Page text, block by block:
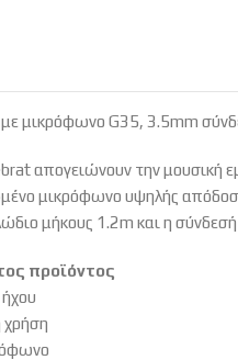
μικρόφωνο G35, 3.5mm
απογειώνουν την μουσική
μικρόφωνο υψηλής
μήκους 1.2m και η
προϊόντος
χρήση